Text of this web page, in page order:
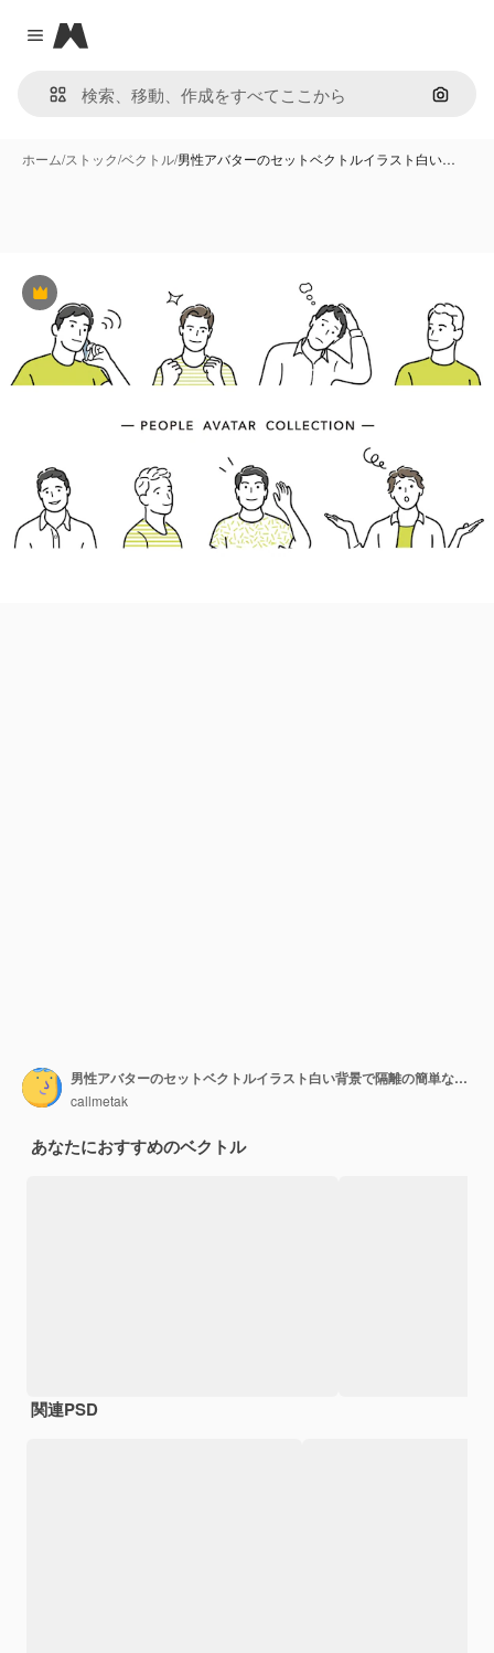
Close menu
Magnific
画像で
ホーム/ストック/ベクトル/男性アバターのセットベクトルイラスト白い…
Premium
男性アバターのセットベクトルイラスト白い背景で隔離の簡単な線画
callmetak
あなたにおすすめのベクトル
関連PSD